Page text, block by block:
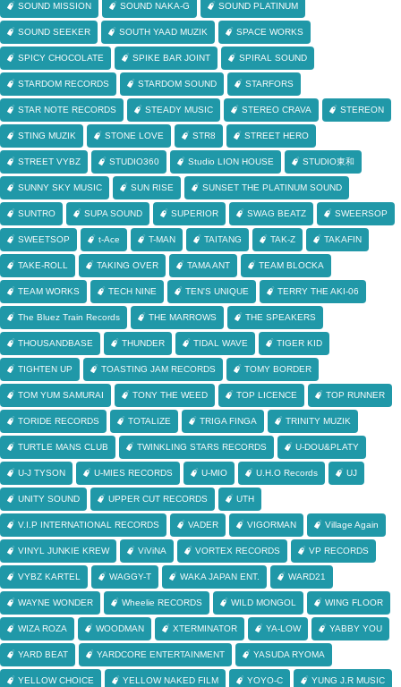
SOUND MISSION SOUND NAKA-G SOUND PLATINUM
SOUND SEEKER SOUTH YAAD MUZIK SPACE WORKS
SPICY CHOCOLATE SPIKE BAR JOINT SPIRAL SOUND
STARDOM RECORDS STARDOM SOUND STARFORS
STAR NOTE RECORDS STEADY MUSIC STEREO CRAVA STEREON
STING MUZIK STONE LOVE STR8 STREET HERO
STREET VYBZ STUDIO360 Studio LION HOUSE STUDIO東和
SUNNY SKY MUSIC SUN RISE SUNSET THE PLATINUM SOUND
SUNTRO SUPA SOUND SUPERIOR SWAG BEATZ SWEERSOP
SWEETSOP t-Ace T-MAN TAITANG TAK-Z TAKAFIN
TAKE-ROLL TAKING OVER TAMA ANT TEAM BLOCKA
TEAM WORKS TECH NINE TEN'S UNIQUE TERRY THE AKI-06
The Bluez Train Records THE MARROWS THE SPEAKERS
THOUSANDBASE THUNDER TIDAL WAVE TIGER KID
TIGHTEN UP TOASTING JAM RECORDS TOMY BORDER
TOM YUM SAMURAI TONY THE WEED TOP LICENCE TOP RUNNER
TORIDE RECORDS TOTALIZE TRIGA FINGA TRINITY MUZIK
TURTLE MANS CLUB TWINKLING STARS RECORDS U-DOU&PLATY
U-J TYSON U-MIES RECORDS U-MIO U.H.O Records UJ
UNITY SOUND UPPER CUT RECORDS UTH
V.I.P INTERNATIONAL RECORDS VADER VIGORMAN Village Again
VINYL JUNKIE KREW ViViNA VORTEX RECORDS VP RECORDS
VYBZ KARTEL WAGGY-T WAKA JAPAN ENT. WARD21
WAYNE WONDER Wheelie RECORDS WILD MONGOL WING FLOOR
WIZA ROZA WOODMAN XTERMINATOR YA-LOW YABBY YOU
YARD BEAT YARDCORE ENTERTAINMENT YASUDA RYOMA
YELLOW CHOICE YELLOW NAKED FILM YOYO-C YUNG J.R MUSIC